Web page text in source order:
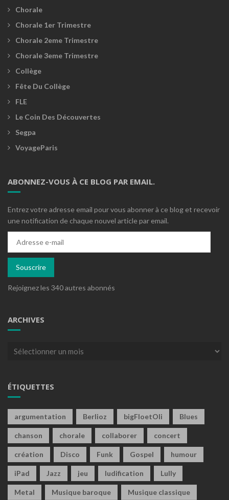
Chorale
Chorale 1er Trimestre
Chorale 2eme Trimestre
Chorale 3eme Trimestre
Collège
Fête Du Collège
FLE
Le Coin Des Découvertes
Segpa
VoyageParis
ABONNEZ-VOUS À CE BLOG PAR EMAIL.
Entrez votre adresse email pour vous abonner à ce blog et recevoir
une notification de chaque nouvel article par email.
mail
Souscrire
Rejoignez les 340 autres abonnés
ARCHIVES
Archives
ÉTIQUETTES
argumentation Berlioz bigFloetOli Blues
chanson chorale collaborer concert
création Disco Funk Gospel humour
iPad Jazz jeu ludification Lully
Metal Musique baroque Musique classique